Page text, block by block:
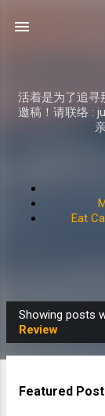
活着是为了追寻
邀稿！请联络 :
Eat
o
Showing posts
Review
Featured Post